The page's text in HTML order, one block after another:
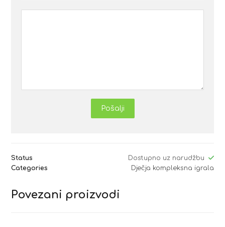
Pošalji
Status
Dostupno uz narudžbu
Categories
Dječja kompleksna igrala
Povezani proizvodi